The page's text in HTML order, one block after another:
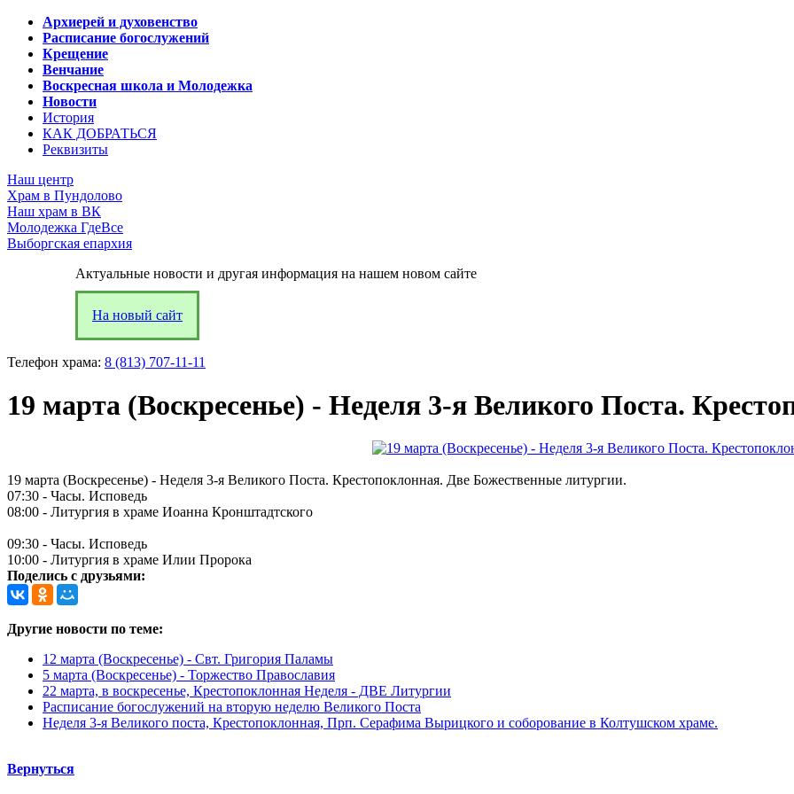
Архиерей и духовенство
Расписание богослужений
Крещение
Венчание
Воскресная школа и Молодежка
Новости
История
КАК ДОБРАТЬСЯ
Реквизиты
Наш центр
Храм в Пундолово
Наш храм в ВК
Молодежка ГдеВсе
Выборгская епархия
Актуальные новости и другая информация на нашем новом сайте
На новый сайт
Телефон храма: 8 (813) 707-11-11
19 марта (Воскресенье) - Неделя 3-я Великого Поста.
19 марта (Воскресенье) - Неделя 3-я Великого Поста. Крестопоклонная. Две Божественные литургии.
07:30 - Часы. Исповедь
08:00 - Литургия в храме Иоанна Кронштадтского
09:30 - Часы. Исповедь
10:00 - Литургия в храме Илии Пророка
Поделись с друзьями:
Другие новости по теме:
12 марта (Воскресенье) - Свт. Григория Паламы
5 марта (Воскресенье) - Торжество Православия
22 марта, в воскресенье, Крестопоклонная Неделя - ДВЕ Литургии
Расписание богослужений на вторую неделю Великого Поста
Неделя 3-я Великого поста, Крестопоклонная, Прп. Серафима Вырицкого и соборование в Колтушском храме.
Вернуться